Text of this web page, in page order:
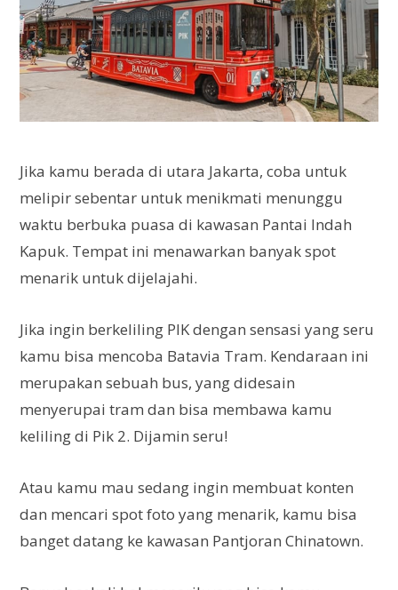
Jika kamu berada di utara Jakarta, coba untuk
melipir sebentar untuk menikmati menunggu
waktu berbuka puasa di kawasan Pantai Indah
Kapuk. Tempat ini menawarkan banyak spot
menarik untuk dijelajahi.
Jika ingin berkeliling PIK dengan sensasi yang seru
kamu bisa mencoba Batavia Tram. Kendaraan ini
merupakan sebuah bus, yang didesain
menyerupai tram dan bisa membawa kamu
keliling di Pik 2. Dijamin seru!
Atau kamu mau sedang ingin membuat konten
dan mencari spot foto yang menarik, kamu bisa
banget datang ke kawasan Pantjoran Chinatown.